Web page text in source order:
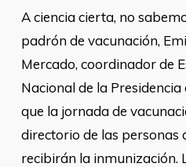
A ciencia cierta, no
padrón de vacunación,
Mercado, coordinador de
Nacional de la
que la jornada de
directorio de las personas
recibirán la inmunización.